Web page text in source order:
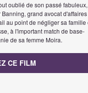
oublié de son passé
grand avocat d'affaires
au point de négliger sa famille
à l'important match de base-
de sa femme Moira.
CE FILM